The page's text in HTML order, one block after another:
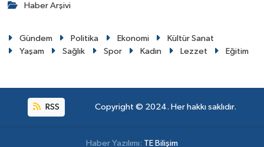
Haber Arşivi
Gündem Politika Ekonomi
Kültür Sanat
Yaşam
Sağlık Spor Kadın Lezzet Eğitim
RSS Copyright © 2024. Her hakkı saklıdır.
Haber Yazılımı: TE Bilişim